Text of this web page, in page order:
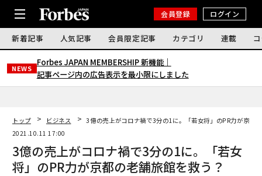
会員登録 ログイン
新着記事 人気記事 会員限定記事 カテゴリ 連載
NEWS
Forbes JAPAN MEMBERSHIP 新機能｜
記事ページ内の広告表示を最小限にしました
トップ ビジネス
3億の売上がコロナ禍で3分の1に。「若女将」のPR力が京都
2021.10.11 17:00
3億の売上がコロナ禍で3分の1に。「若女
将」のPR力が京都の老舗旅館を救う？